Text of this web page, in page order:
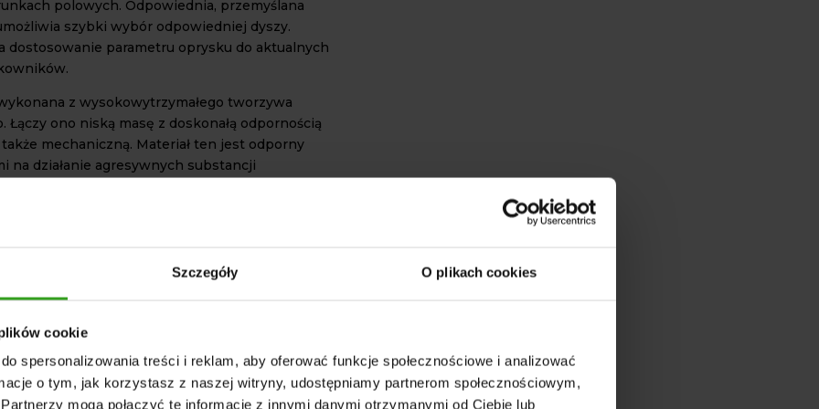
Szczegóły O plikach cookies
cookie
spersonalizowania treści i reklam, aby oferować funkcje społecznościowe i analizować
o tym, jak korzystasz z naszej witryny, udostępniamy partnerom społecznościowym,
mogą połączyć te informacje z innymi danymi otrzymanymi od Ciebie lub
polowych. Odpowiednia, przemyślana
szybki wybór odpowiedniej dyszy.
dostosowanie parametru oprysku do aktualnych
z wysokowytrzymałego tworzywa
Łączy ono niską masę z doskonałą odpornością
mechaniczną. Materiał ten jest odporny
na działanie agresywnych substancji
DYSZ W
zmiany rodzaju dyszy roboczej bez
elementów instalacji. Wystarczy
aby wybrać odpowiedni typ rozpylacza. Takie
czas przygotowania maszyny do pracy i